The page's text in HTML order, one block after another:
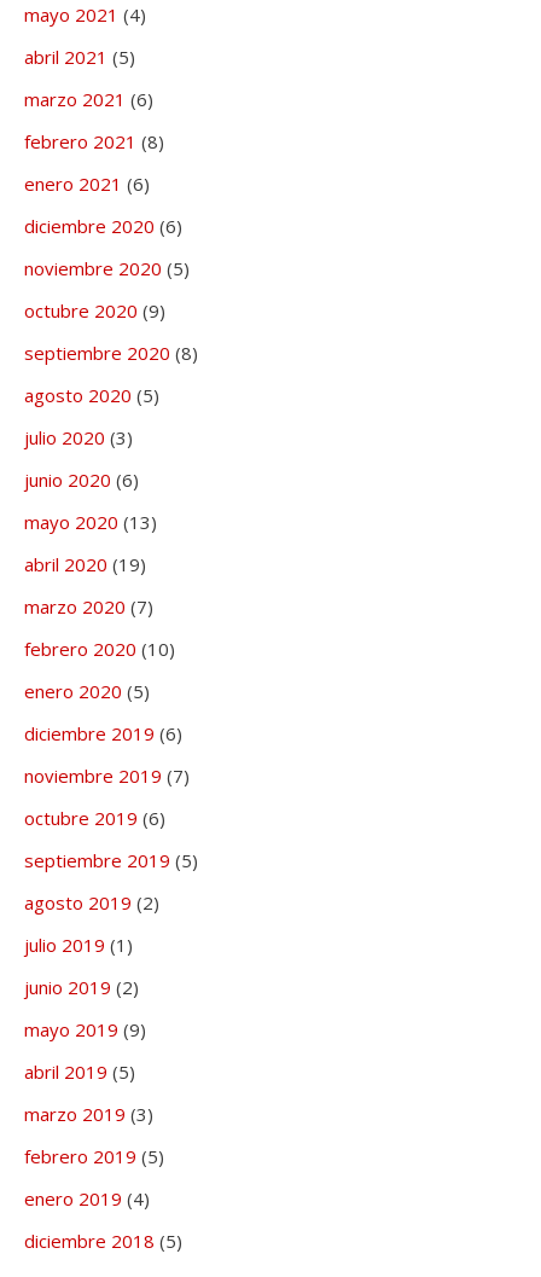
mayo 2021 (4)
abril 2021 (5)
marzo 2021 (6)
febrero 2021 (8)
enero 2021 (6)
diciembre 2020 (6)
noviembre 2020 (5)
octubre 2020 (9)
septiembre 2020 (8)
agosto 2020 (5)
julio 2020 (3)
junio 2020 (6)
mayo 2020 (13)
abril 2020 (19)
marzo 2020 (7)
febrero 2020 (10)
enero 2020 (5)
diciembre 2019 (6)
noviembre 2019 (7)
octubre 2019 (6)
septiembre 2019 (5)
agosto 2019 (2)
julio 2019 (1)
junio 2019 (2)
mayo 2019 (9)
abril 2019 (5)
marzo 2019 (3)
febrero 2019 (5)
enero 2019 (4)
diciembre 2018 (5)